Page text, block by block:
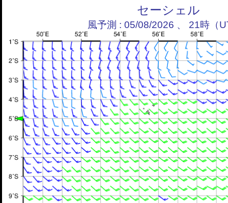
セーシェル
風予測 : 05/08/2026 、 21時（